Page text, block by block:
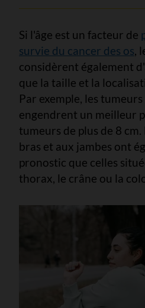
Si l'âge est un facteur de
survie du cancer des os,
considèrent également
que la taille et la
Par exemple, les
engendrent un meilleur
tumeurs de plus de 8
bras et aux jambes ont
pronostic que celles
thorax, le crâne ou la